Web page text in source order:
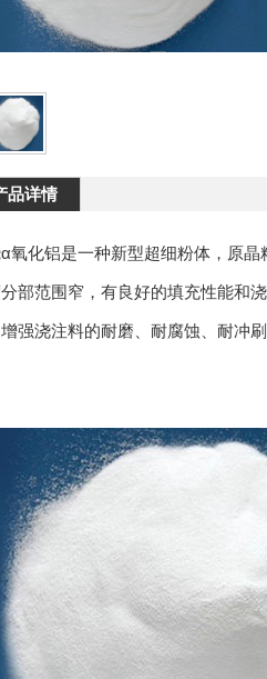
品详情
氧化铝是一种新型超细粉体，原
部范围窄，有良好的填充性能和
强浇注料的耐磨、耐腐蚀、耐冲